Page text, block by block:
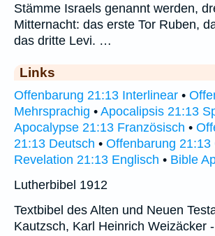
Stämme Israels genannt werden,
Mitternacht: das erste Tor Ruben,
das dritte Levi. …
Links
Offenbarung 21:13 Interlinear •
Mehrsprachig • Apocalipsis 21:13
Apocalypse 21:13 Französisch •
21:13 Deutsch • Offenbarung 21:13
Revelation 21:13 Englisch • Bible
Lutherbibel 1912
Textbibel des Alten und Neuen
Kautzsch, Karl Heinrich Weizäcker